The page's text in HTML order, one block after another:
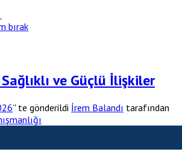
bırak
ve Güçlü İlişkiler
’' te gönderildi İrem Balandı tarafından